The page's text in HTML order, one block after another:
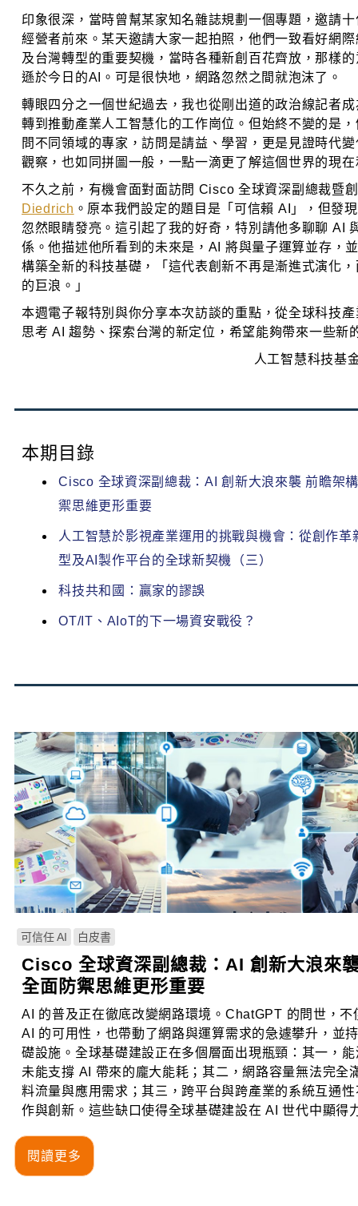
印象很深，當時曾幫某家知名雜誌規劃一個專題，邀請
經營者前來。某天邀請大家一起拍照，他們一致看好網
及台灣轉型的重要契機，當時各種新創百花齊放，那樣
遜於今日的AI。可是很快地，網路忽然之間就泡沫了。
轉眼四分之一個世紀過去，我也從剛出道的政治線記者
轉到推動產業人工智慧化的工作崗位。但始終不變的是
問不同領域的專家，訪問是請益、學習，更是見證時代
觀察，也如同拼圖一般，一點一滴更了解這個世界的現
不久之前，有機會面對面訪問 Cisco 全球資深副總裁暨
Diedrich 。原本我們設定的題目是「可信賴 AI」，但發
忽然眼睛發亮。這引起了我的好奇，特別請他多聊聊 AI
係。他描述他所看到的未來是，AI 將與量子運算並存，
構築全新的科技基礎，「這代表創新不再是漸進式演化
的巨浪。」
本週電子報特別與你分享本次訪談的重點，從全球科技
思考 AI 趨勢、探索台灣的新定位，希望能夠帶來一些新
人工智慧科技基
本期目錄
Cisco 全球資深副總裁：AI 創新大浪來襲 前瞻架
禦思維更形重要
人工智慧於影視產業運用的挑戰與機會：從創作革
型及AI製作平台的全球新契機（三）
科技共和國：贏家的謬誤
OT/IT、AIoT的下一場資安戰役？
可信任 AI 白皮書
Cisco 全球資深副總裁：AI 創新大浪來
全面防禦思維更形重要
AI 的普及正在徹底改變網路環境。ChatGPT 的問世，不
AI 的可用性，也帶動了網路與運算需求的急遽攀升，並
礎設施。全球基礎建設正在多個層面出現瓶頸：其一，
未能支撐 AI 帶來的龐大能耗；其二，網路容量無法完全
料流量與應用需求；其三，跨平台與跨產業的系統互通
作與創新。這些缺口使得全球基礎建設在 AI 世代中顯得
閱讀更多